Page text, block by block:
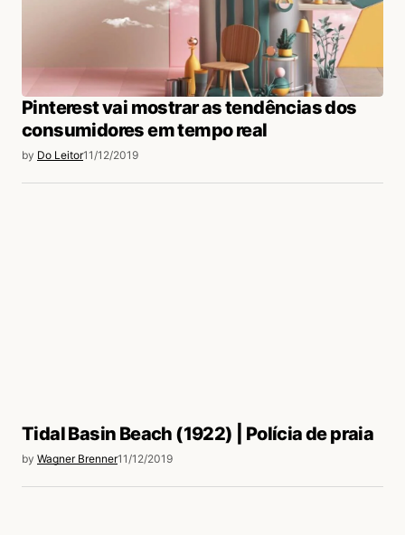
Pinterest vai mostrar as tendências dos
consumidores em tempo real
by Do Leitor11/12/2019
Tidal Basin Beach (1922) | Polícia de praia
by Wagner Brenner11/12/2019